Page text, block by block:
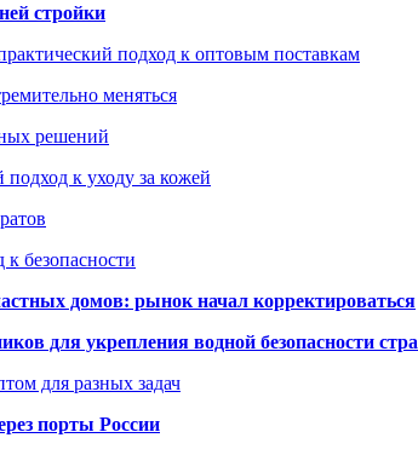
стройки
подход к оптовым поставкам
меняться
решений
к уходу за кожей
безопасности
домов: рынок начал корректироваться
для укрепления водной безопасности
для разных задач
порты России